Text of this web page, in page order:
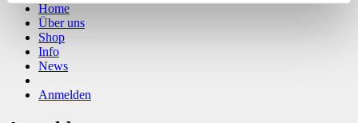
Home
Über uns
Shop
Info
News
Anmelden